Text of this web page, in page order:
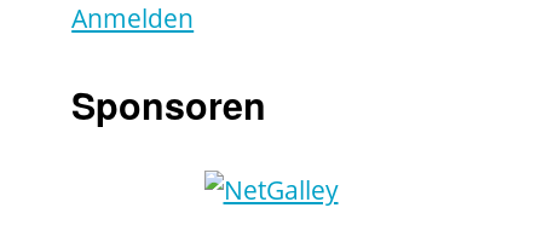
Anmelden
Sponsoren